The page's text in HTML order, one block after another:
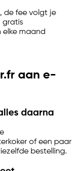
de fee volgt je
gratis
elke maand
aan e-
daarna
of een paar
bestelling.